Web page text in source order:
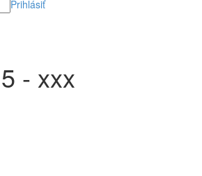
Prihlásiť
- xxx